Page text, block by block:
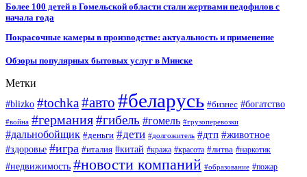
Более 100 детей в Гомельской области стали жертвами педофилов с
начала года
Покрасочные камеры в производстве: актуальность и применение
Обзоры популярных бытовых услуг в Минске
Метки
#blizko #tochka#авто #беларусь #бизнес #богатство
#война #германия#гибель #гомель #грузоперевозки
#дальнобойщик #деньги #дети #долгожитель #дтп #животное
#здоровье #игра #италия #китай #кража #красота #литва #наркотик
#недвижимость #новости компаний #образование #пожар